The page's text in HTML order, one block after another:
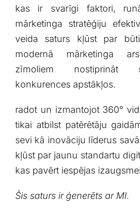
kas ir svarīgi ⁣faktori,
mārketinga stratēģiju​
veida saturs kļūst par
modernā mārketinga
zīmoliem nostiprināt
konkurences apstākļos.
radot un izmantojot 360°
tikai ⁣atbilst patērētāju
sevi kā inovāciju līderus
kļūst par jaunu standartu
kas⁣ pavērt iespējas
Šis saturs ir ģenerēts ar MI.